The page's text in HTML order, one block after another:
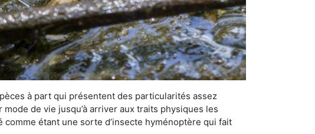
à part qui présentent des particularités assez
de vie jusqu’à arriver aux traits physiques les
étant une sorte d’insecte hyménoptère qui fait